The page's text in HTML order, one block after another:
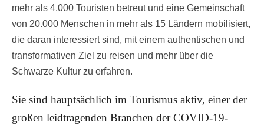
mehr als 4.000 Touristen betreut und eine Gemeinschaft
von 20.000 Menschen in mehr als 15 Ländern mobilisiert,
die daran interessiert sind, mit einem authentischen und
transformativen Ziel zu reisen und mehr über die
Schwarze Kultur zu erfahren.
Sie sind hauptsächlich im Tourismus aktiv, einer der
großen leidtragenden Branchen der COVID-19-